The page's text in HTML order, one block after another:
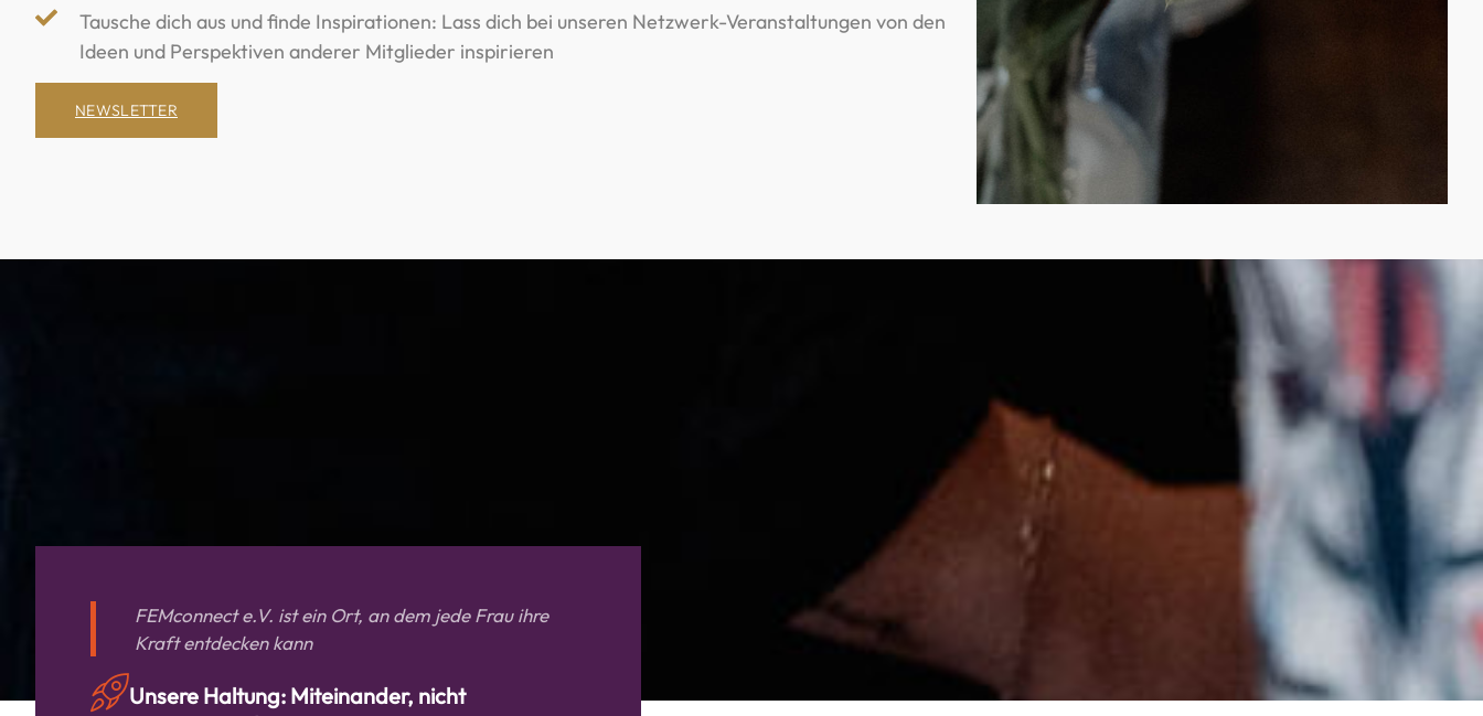
Tausche dich aus und finde Inspirationen: Lass dich bei unseren Netzwerk-Veranstaltungen von den
Ideen und Perspektiven anderer Mitglieder inspirieren
NEWSLETTER
FEMconnect e.V. ist ein Ort, an dem jede Frau ihre
Kraft entdecken kann
Unsere Haltung: Miteinander, nicht